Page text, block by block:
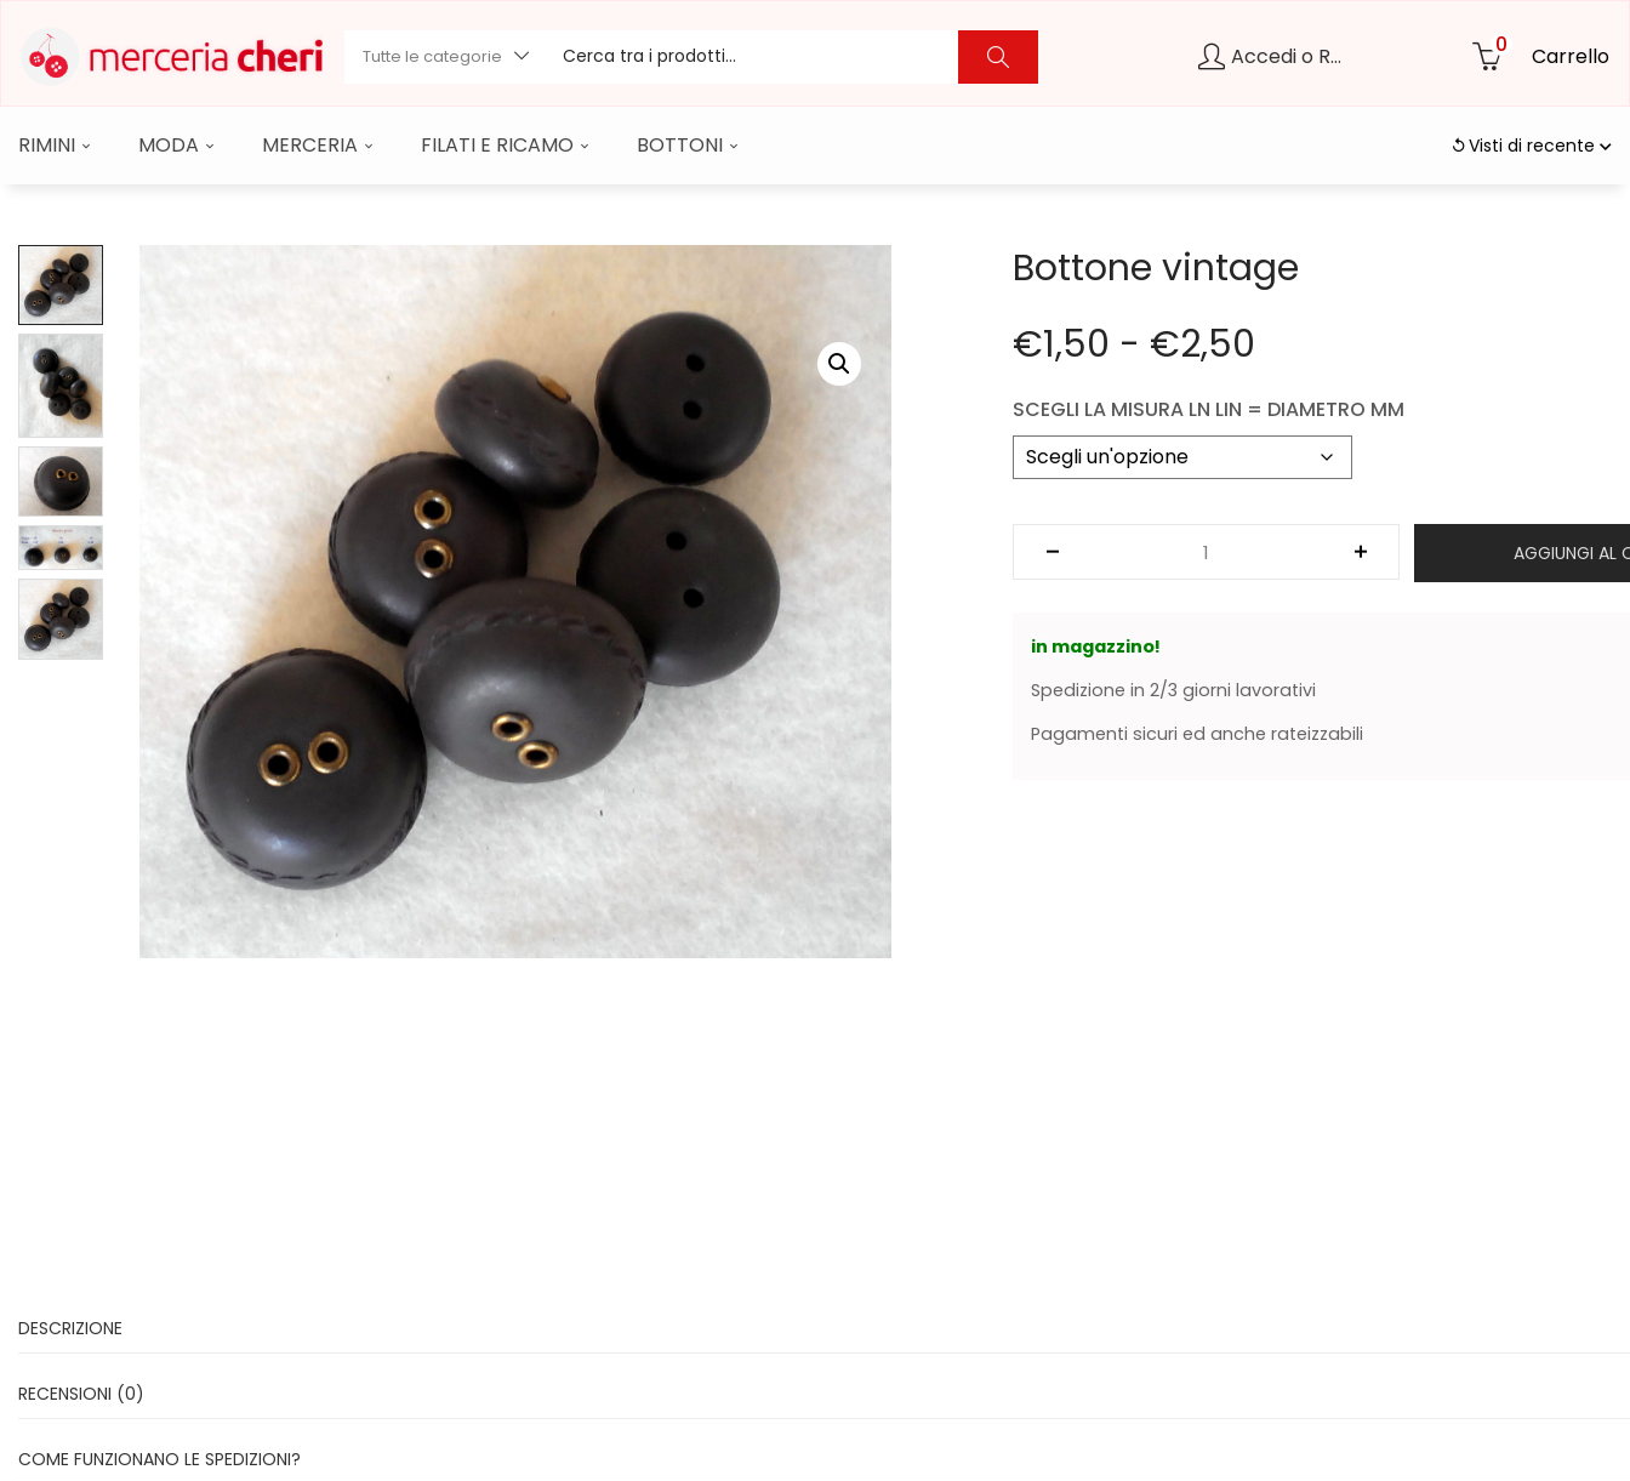
Tutte le categorie Accedi o Registrati 0 Carrello
RIMINI MODA MERCERIA FILATI E RICAMO BOTTONI Visti di recente
Bottone vintage
€1,50 - €2,50
SCEGLI LA MISURA LN LIN = DIAMETRO MM
AGGIUNGI AL
in magazzino!
Spedizione in 2/3 giorni lavorativi
Pagamenti sicuri ed anche rateizzabili
DESCRIZIONE
RECENSIONI (0)
COME FUNZIONANO LE SPEDIZIONI?